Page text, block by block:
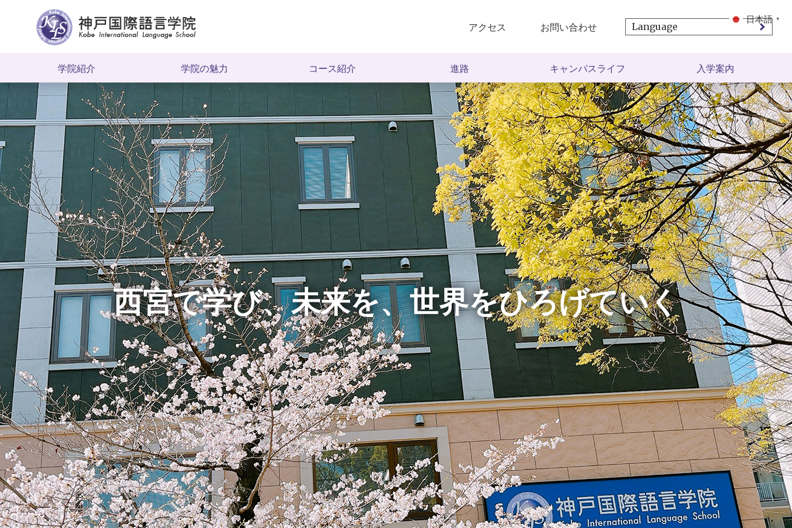
学院紹介
メッセージ
ご挨拶
沿革
学院概要
学院の魅力
KILSのここがイイ
教職員紹介
施設紹介
学院周辺の環境
コース紹介
長期コース
大学への進学指導
専門学校への進学指導
在日コース
短期コース
進路
進学就職実績
進学先一覧
就職先一覧
学生の声
キャンパスライフ
奨学金について
学生寮
特別授業
関西の観光文化紹介
入学案内
募集要項
授業時間
学費・寮費
必要書類
申請の流れ
Q＆A
アクセス お問い合わせ
西宮で学び、未来を、世界をひろげていく
日本語 ▼